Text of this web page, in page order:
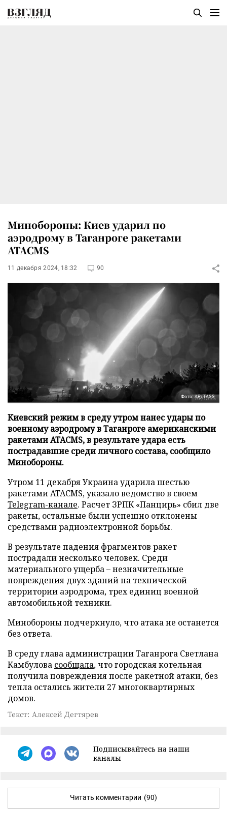
Минобороны: Киев ударил по
аэродрому в Таганроге ракетами
ATACMS
11 декабря 2024, 18:32 90
Фото: AP/TASS
Киевский режим в среду утром нанес удары по
военному аэродрому в Таганроге американскими
ракетами ATACMS, в результате удара есть
пострадавшие среди личного состава, сообщило
Минобороны.
Утром 11 декабря Украина ударила шестью
ракетами ATACMS, указало ведомство в своем
Telegram-канале. Расчет ЗРПК «Панцирь» сбил две
ракеты, остальные были успешно отклонены
средствами радиоэлектронной борьбы.
В результате падения фрагментов ракет
пострадали несколько человек. Среди
материального ущерба – незначительные
повреждения двух зданий на технической
территории аэродрома, трех единиц военной
автомобильной техники.
Минобороны подчеркнуло, что атака не останется
без ответа.
В среду глава администрации Таганрога Светлана
Камбулова сообщала, что городская котельная
получила повреждения после ракетной атаки, без
тепла остались жители 27 многоквартирных
домов.
Текст: Алексей Дегтярев
Подписывайтесь на наши
каналы
Читать комментарии (90)